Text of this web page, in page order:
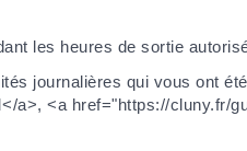
les heures de sortie
journalières qui vous ont
a>, <a href="https://cluny.fr/